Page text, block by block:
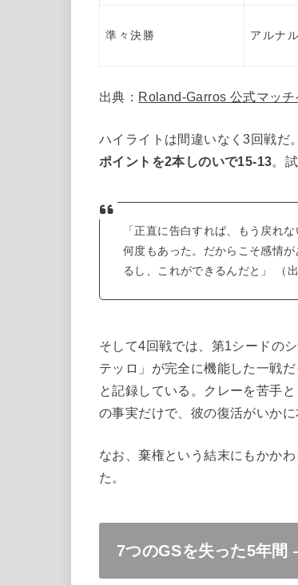
準々決勝 アルナ
出典： Roland-Garros 公式マッチ
ハイライトは間違いなく3回戦だ
ポイントを2本しのいで15-13。
「正直に告白すれば、もう戻れ
何度もあった。だからこそ感情
るし、これができるんだと」 （出
そして4回戦では、第1シードの
テッロ」が完全に機能した一戦
と記録している。クレーを苦手
の事実だけで、彼の復活がいかに
なお、棄権という結末にもかかわ
た。
7つのGSを失った5年間